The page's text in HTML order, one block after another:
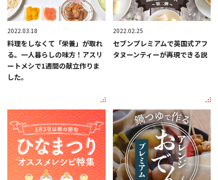
2022.03.18
料理をしなくて「栄養」が取れ
る。一人暮らしの味方！アスリ
ートメシで1週間の献立作りま
した。
2022.02.25
セブンプレミアムで英国式アフ
タヌーンティーが再現できる説